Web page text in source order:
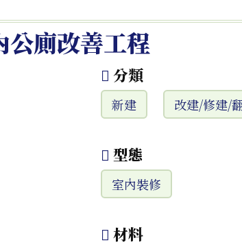
公廁改善工程
分類
新建 改建/修建/
型態
室內裝修
材料